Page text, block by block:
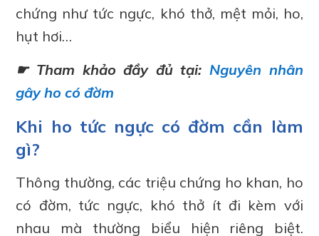
chứng như tức ngực, khó thở, mệt mỏi, ho,
hụt hơi…
☛ Tham khảo đầy đủ tại: Nguyên nhân
gây ho có đờm
Khi ho tức ngực có đờm cần làm
gì?
Thông thường, các triệu chứng ho khan, ho
có đờm, tức ngực, khó thở ít đi kèm với
nhau mà thường biểu hiện riêng biệt.